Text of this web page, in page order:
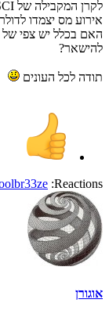
אירוע מס יצמדו
האם בכלל יש צפי של
להישאר?
תודה לכל העונים
Reactions:
אוגורן